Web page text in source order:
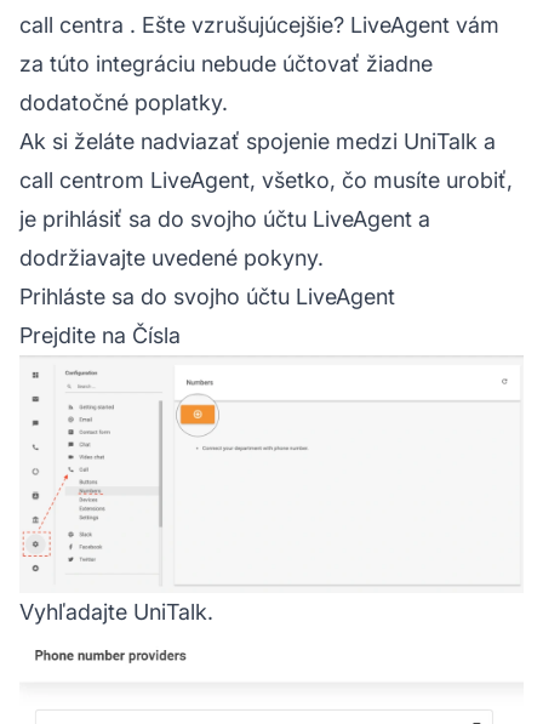
call centra . Ešte vzrušujúcejšie? LiveAgent vám
za túto integráciu nebude účtovať žiadne
dodatočné poplatky.
Ak si želáte nadviazať spojenie medzi UniTalk a
call centrom LiveAgent, všetko, čo musíte urobiť,
je prihlásiť sa do svojho účtu LiveAgent a
dodržiavajte uvedené pokyny.
Prihláste sa do svojho účtu LiveAgent
Prejdite na Čísla
Vyhľadajte UniTalk.